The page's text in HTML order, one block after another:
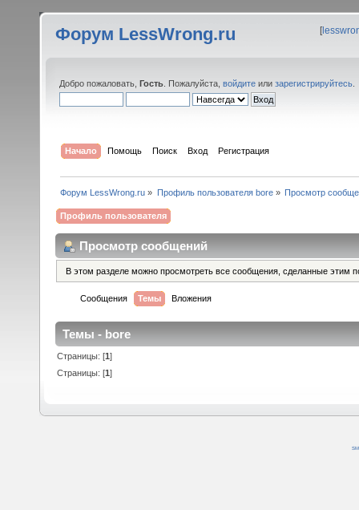
Форум LessWrong.ru [
Добро пожаловать, Гость . Пожалуйста, войдите или зарегистрируйтесь
Начало Помощь Поиск Вход Регистрация
Форум LessWrong.ru » Профиль пользователя bore» Просмотр
Профиль пользователя
Просмотр сообщений
В этом разделе можно просмотреть все сообщения, сделанные этим
Сообщения Темы Вложения
Темы - bore
Страницы: [1]
Страницы: [1]